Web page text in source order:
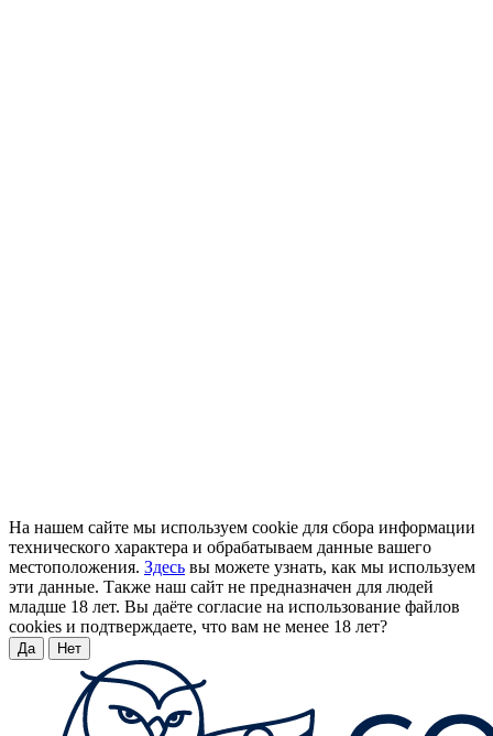
На нашем сайте мы используем cookie для сбора информации
технического характера и обрабатываем данные вашего
местоположения. Здесь вы можете узнать, как мы используем
эти данные. Также наш сайт не предназначен для людей
младше 18 лет. Вы даёте согласие на использование файлов
cookies и подтверждаете, что вам не менее 18 лет?
Да Нет